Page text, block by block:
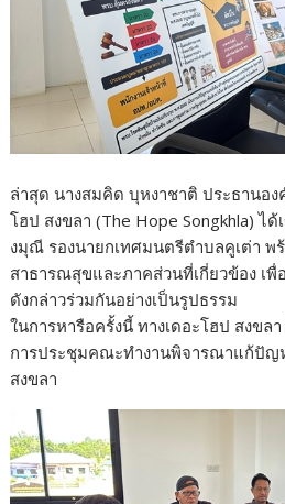
ล่าสุด นางสมคิด บุหงาชาติ ประธานอ
โฮป สงขลา (The Hope Songkhla) ไ
งมุณี รองนายกเทศมนตรีตำบลคูเต่า พ
สาธารณสุขและภาคส่วนที่เกี่ยวข้อง เ
ดังกล่าวร่วมกันอย่างเป็นรูปธรรม
ในการหารือครั้งนี้ ทางเดอะโฮป สงขล
การประชุมคณะทำงานพิจารณาแก้ปัญ
สงขลา